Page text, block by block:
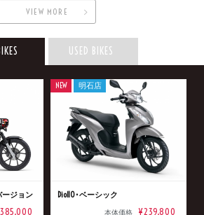
VIEW MORE
USED BIKES
ージョン Dio110･ベーシック
本体価格 ¥239,800
NEW 明石店